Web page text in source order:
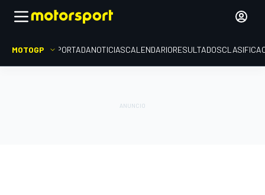
MOTOGP PORTADANOTICIASCALENDARIORESULTADOS